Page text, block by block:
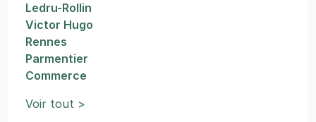
Ledru-Rollin
Victor Hugo
Rennes
Parmentier
Commerce
Voir tout >